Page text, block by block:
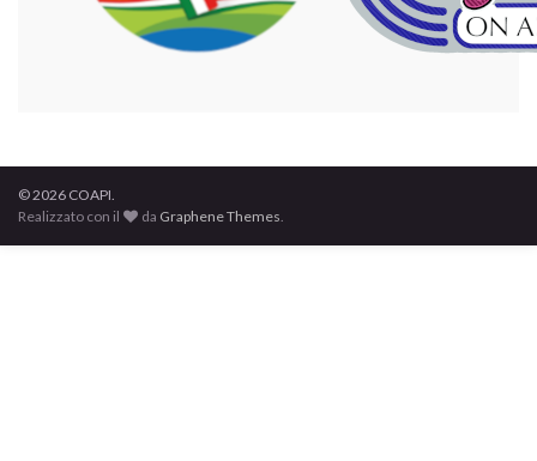
© 2026 COAPI.
Realizzato con il
da Graphene Themes.